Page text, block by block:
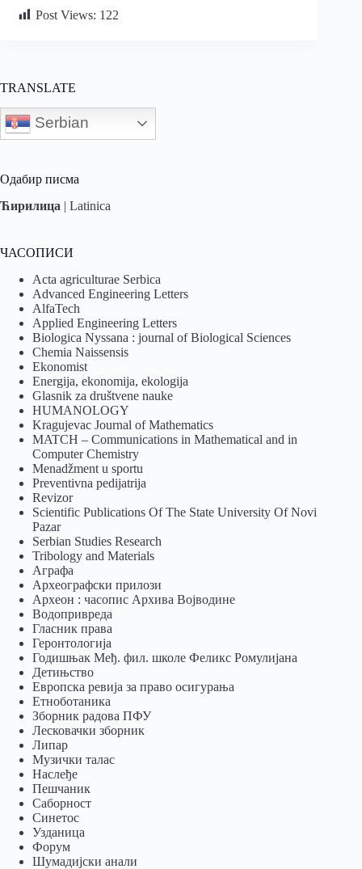
Post Views: 122
TRANSLATE
Serbian
Одабир писма
Ћирилица | Latinica
ЧАСОПИСИ
Acta agriculturae Serbica
Advanced Engineering Letters
AlfaTech
Applied Engineering Letters
Biologica Nyssana : journal of Biological Sciences
Chemia Naissensis
Ekonomist
Energija, ekonomija, ekologija
Glasnik za društvene nauke
HUMANOLOGY
Kragujevac Journal of Mathematics
MATCH – Communications in Mathematical and in
Computer Chemistry
Menadžment u sportu
Preventivna pedijatrija
Revizor
Scientific Publications Of The State University Of Novi
Pazar
Serbian Studies Research
Tribology and Materials
Аграфа
Археографски прилози
Археон : часопис Архива Војводине
Водопривреда
Гласник права
Геронтологија
Годишњак Међ. фил. школе Феликс Ромулијана
Детињство
Европска ревија за право осигурања
Eтноботаника
Зборник радова ПФУ
Лесковачки зборник
Липар
Музички талас
Наслеђе
Пешчаник
Саборност
Синетос
Узданица
Форум
Шумадијски анали